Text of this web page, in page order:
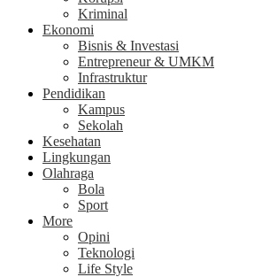
Kriminal
Ekonomi
Bisnis & Investasi
Entrepreneur & UMKM
Infrastruktur
Pendidikan
Kampus
Sekolah
Kesehatan
Lingkungan
Olahraga
Bola
Sport
More
Opini
Teknologi
Life Style